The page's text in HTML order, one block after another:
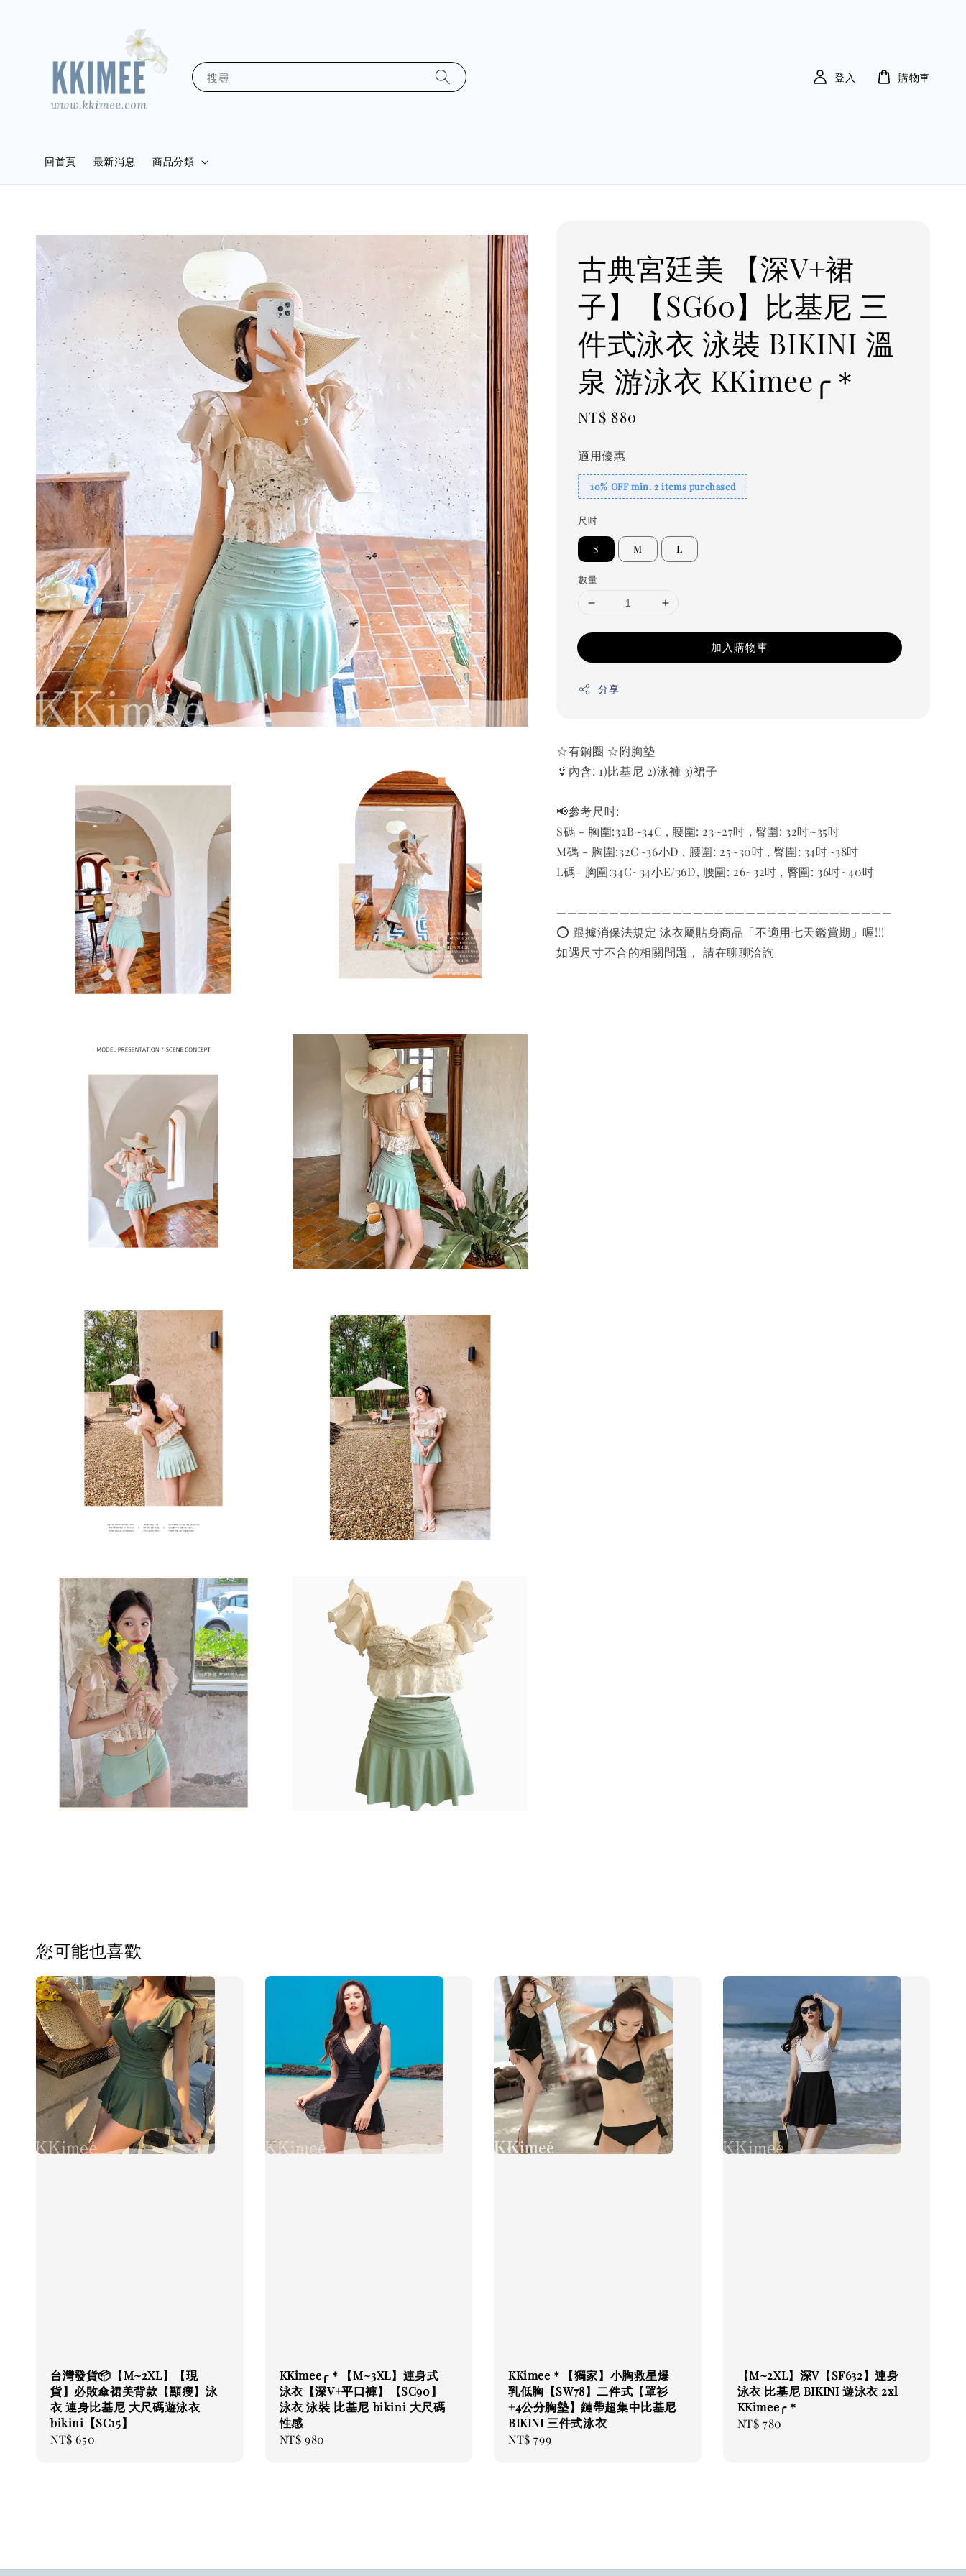
搜尋
回首頁 最新消息 商品分類
登入 購物車
古典宮廷美 【深V+裙
子】【SG60】比基尼 三
件式泳衣 泳裝 BIKINI 溫
泉 游泳衣 KKimee╭＊
Regular
NT$ 880
適用優惠
10% OFF min. 2 items purchased
尺吋
S M L
數量
加入購物車
分享
☆有鋼圈 ☆附胸墊
👙內含: 1)比基尼 2)泳褲 3)裙子
📢參考尺吋:
S碼 - 胸圍:32B~34C , 腰圍: 23~27吋 , 臀圍: 32吋~35吋
M碼 - 胸圍:32C~36小D , 腰圍: 25~30吋 , 臀圍: 34吋~38吋
L碼- 胸圍:34C~34小E/36D, 腰圍: 26~32吋 , 臀圍: 36吋~40吋
————————————————————————————————
⭕️ 跟據消保法規定 泳衣屬貼身商品「不適用七天鑑賞期」喔!!!
如遇尺寸不合的相關問題， 請在聊聊洽詢
您可能也喜歡
台灣發貨📦【M~2XL】【現
貨】必敗傘裙美背款【顯瘦】泳
衣 連身比基尼 大尺碼遊泳衣
bikini【SC15】
Regular
NT$ 650
KKimee╭＊【M~3XL】連身式
泳衣【深V+平口褲】【SC90】
泳衣 泳裝 比基尼 bikini 大尺碼
性感
Regular
NT$ 980
KKimee＊【獨家】小胸救星爆
乳低胸【SW78】二件式【罩衫
+4公分胸墊】鏈帶超集中比基尼
BIKINI 三件式泳衣
Regular
NT$ 799
【M~2XL】深V【SF632】連身
泳衣 比基尼 BIKINI 遊泳衣 2xl
KKimee╭＊
Regular
NT$ 780